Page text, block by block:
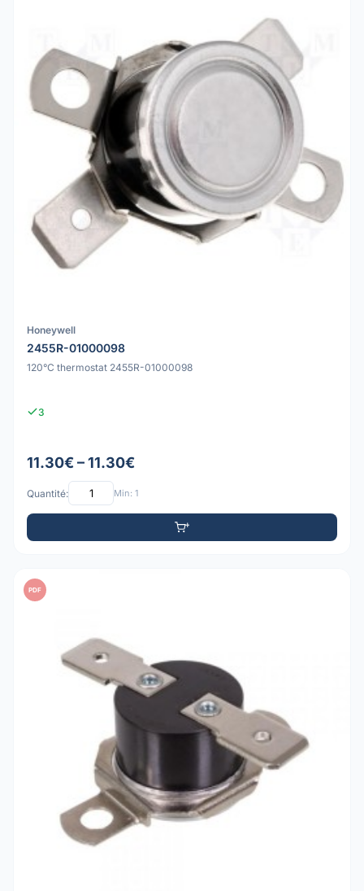
Honeywell
2455R-01000098
120°C thermostat 2455R-01000098
3
11.30€ – 11.30€
Quantité: Min: 1
PDF